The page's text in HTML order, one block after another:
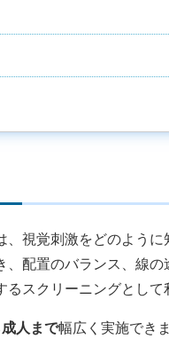
、視覚刺激をどのよう
、配置のバランス、線
るスクリーニングとし
人まで幅広く実施でき